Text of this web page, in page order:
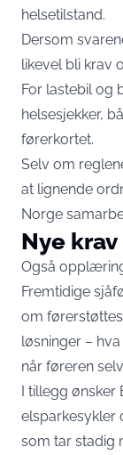
helsetilstand.
Dersom
likevel bli krav
For lastebil og
helsesjekker,
førerkortet.
Selv om
at lignende
Norge
Nye krav
Også
Fremtidige
om
løsninger –
når føreren
I tillegg ønsker
elsparkesykler
som tar stadig